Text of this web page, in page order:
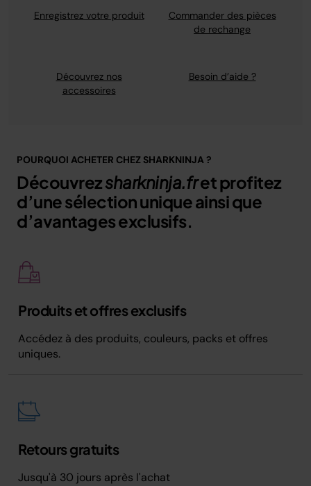
Enregistrez votre produit
Commander des pièces
de rechange
Découvrez nos
accessoires
Besoin d’aide ?
POURQUOI ACHETER CHEZ SHARKNINJA ?
Découvrezsharkninja.fret profitez
d’une sélection unique ainsi que
d’avantages exclusifs.
Produits et offres exclusifs
Accédez à des produits, couleurs, packs et offres
uniques.
Retours gratuits
Jusqu'à 30 jours après l'achat